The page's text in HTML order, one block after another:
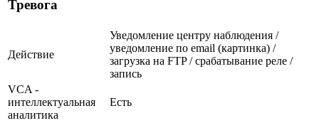
Тревога
Действие
Уведомление центру наблюдения /
уведомление по email (картинка) /
загрузка на FTP / срабатывание реле /
запись
VCA -
интеллектуальная
аналитика
Есть